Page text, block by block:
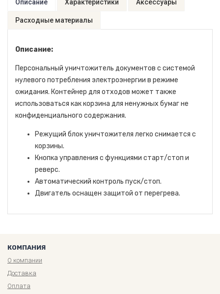
Описание Характеристики Аксессуары
Расходные материалы
Описание:
Персональный уничтожитель документов с системой
нулевого потребления электроэнергии в режиме
ожидания. Контейнер для отходов может также
использоваться как корзина для ненужных бумаг не
конфиденциального содержания.
Режущий блок уничтожителя легко снимается с
корзины.
Кнопка управления с функциями старт/стоп и
реверс.
Автоматический контроль пуск/стоп.
Двигатель оснащен защитой от перегрева.
КОМПАНИЯ
О компании
Доставка
Оплата